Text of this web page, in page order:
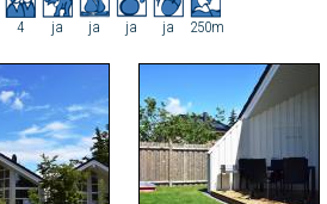
4 ja ja ja ja 250m